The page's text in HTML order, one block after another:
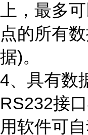
上，最多
点的所有
据)。
4、 具有数
RS232接
用软件可